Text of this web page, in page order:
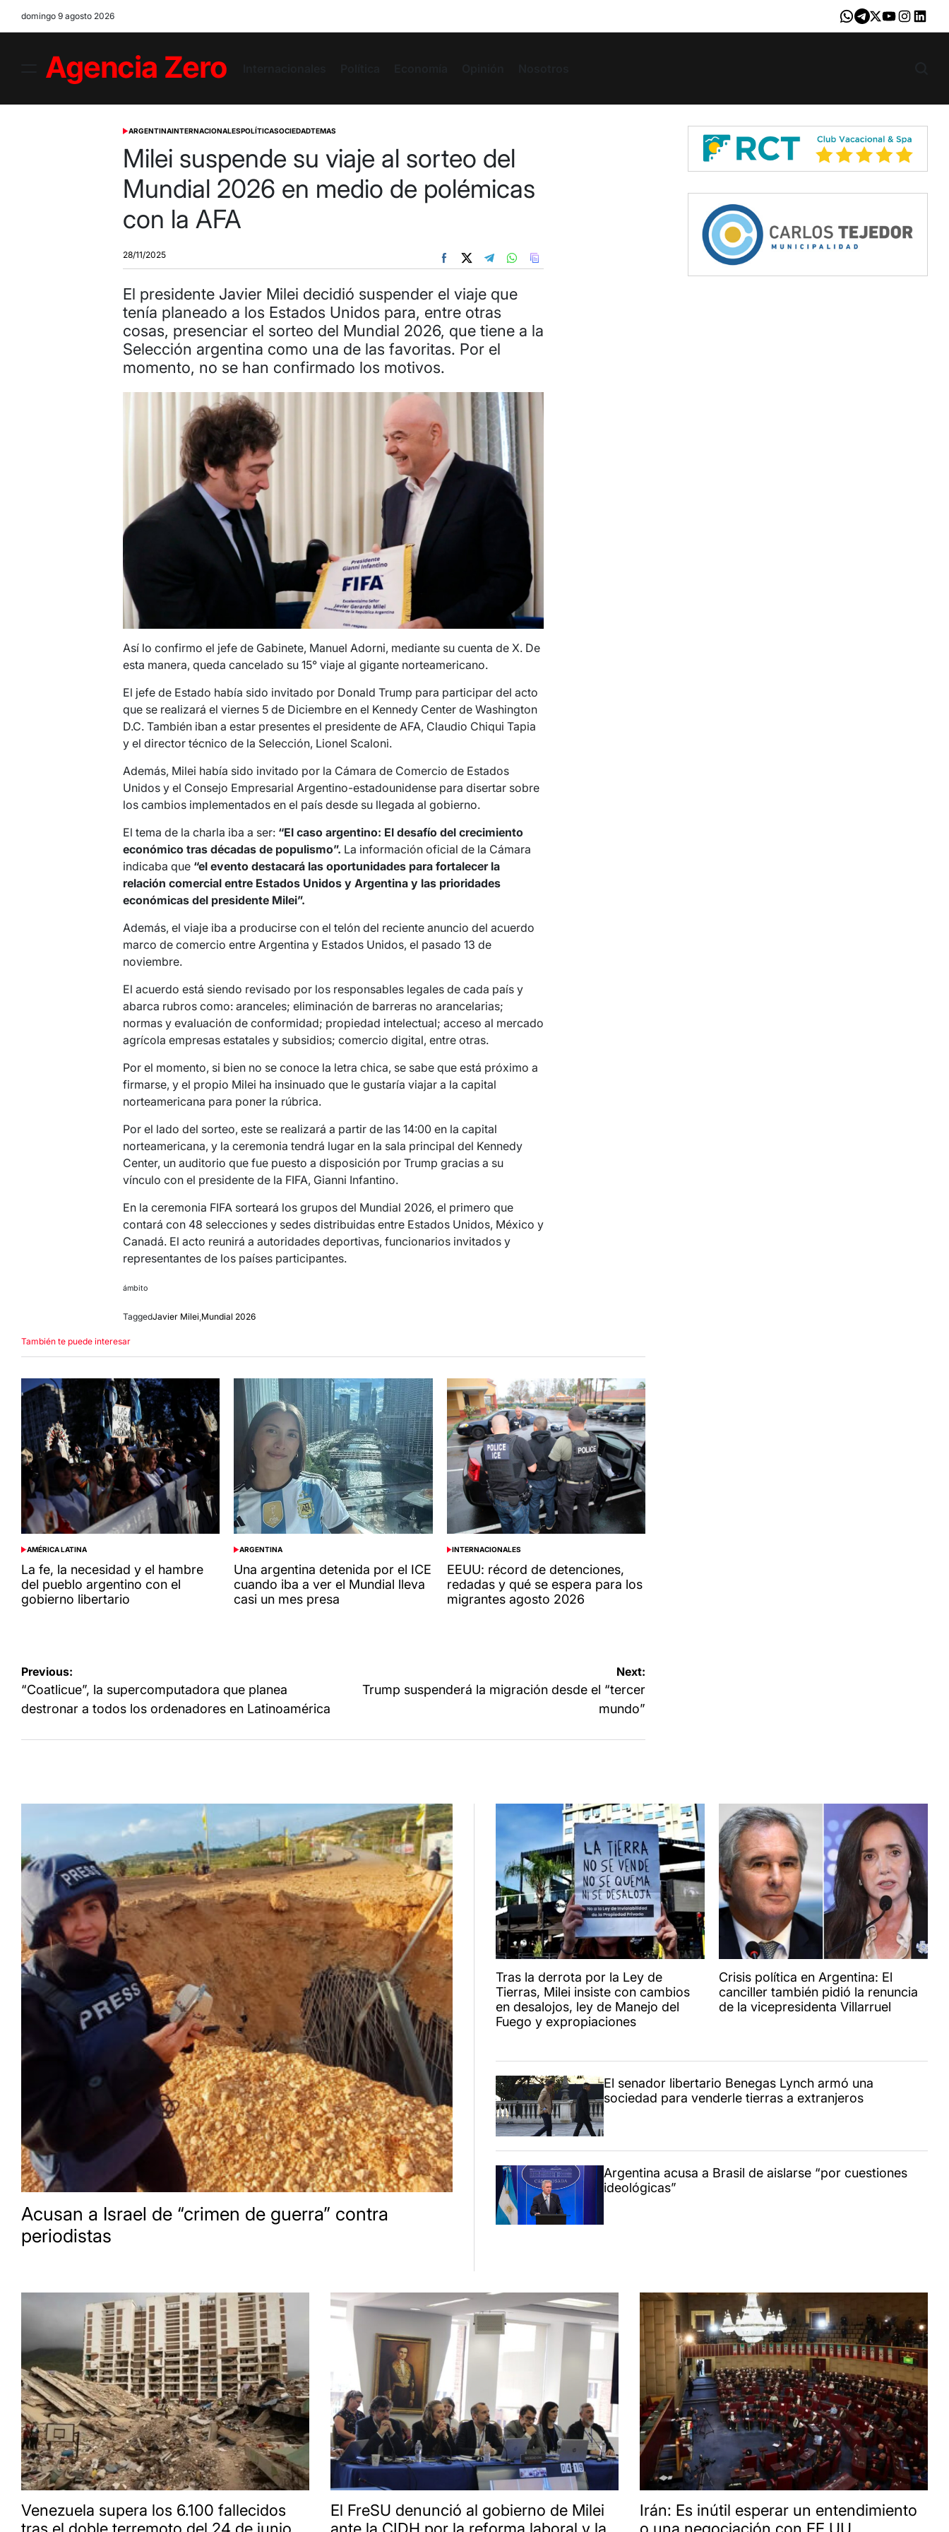
domingo 9 agosto 2026 Whatsapp
Telegram
X YoutubeInstagram
Menu
Agencia
POSTED
ARGENTINAINTERNACIONALESPOLÍTICASOCIEDADTEMAS
Milei suspende su viaje al sorteo del
Mundial 2026 en medio de polémicas
con la AFA
28/11/2025
El presidente Javier Milei decidió suspender el viaje que
tenía planeado a los Estados Unidos para, entre otras
cosas, presenciar el sorteo del Mundial 2026, que tiene a la
Selección argentina como una de las favoritas. Por el
momento, no se han confirmado los motivos.
Así lo confirmo el jefe de Gabinete, Manuel Adorni, mediante su cuenta de X. De
esta manera, queda cancelado su 15° viaje al gigante norteamericano.
El jefe de Estado había sido invitado por Donald Trump para participar del acto
que se realizará el viernes 5 de Diciembre en el Kennedy Center de Washington
D.C. También iban a estar presentes el presidente de AFA, Claudio Chiqui Tapia
y el director técnico de la Selección, Lionel Scaloni.
Además, Milei había sido invitado por la Cámara de Comercio de Estados
Unidos y el Consejo Empresarial Argentino-estadounidense para disertar sobre
los cambios implementados en el país desde su llegada al gobierno.
El tema de la charla iba a ser: “El caso argentino: El desafío del crecimiento
económico tras décadas de populismo”. La información oficial de la Cámara
indicaba que “el evento destacará las oportunidades para fortalecer la
relación comercial entre Estados Unidos y Argentina y las prioridades
económicas del presidente Milei”.
Además, el viaje iba a producirse con el telón del reciente anuncio del acuerdo
marco de comercio entre Argentina y Estados Unidos, el pasado 13 de
noviembre.
El acuerdo está siendo revisado por los responsables legales de cada país y
abarca rubros como: aranceles; eliminación de barreras no arancelarias;
normas y evaluación de conformidad; propiedad intelectual; acceso al mercado
agrícola empresas estatales y subsidios; comercio digital, entre otras.
Por el momento, si bien no se conoce la letra chica, se sabe que está próximo a
firmarse, y el propio Milei ha insinuado que le gustaría viajar a la capital
norteamericana para poner la rúbrica.
Por el lado del sorteo, este se realizará a partir de las 14:00 en la capital
norteamericana, y la ceremonia tendrá lugar en la sala principal del Kennedy
Center, un auditorio que fue puesto a disposición por Trump gracias a su
vínculo con el presidente de la FIFA, Gianni Infantino.
En la ceremonia FIFA sorteará los grupos del Mundial 2026, el primero que
contará con 48 selecciones y sedes distribuidas entre Estados Unidos, México y
Canadá. El acto reunirá a autoridades deportivas, funcionarios invitados y
representantes de los países participantes.
ámbito
TaggedJavier Milei,Mundial 2026
También te puede interesar
POSTED
IN
AMÉRICA LATINA
La fe, la necesidad y el hambre
del pueblo argentino con el
gobierno libertario
POSTED
IN
ARGENTINA
Una argentina detenida por el ICE
cuando iba a ver el Mundial lleva
casi un mes presa
POSTED
IN
INTERNACIONALES
EEUU: récord de detenciones,
redadas y qué se espera para los
migrantes agosto 2026
Navegación
de
entradas
Previous:
“Coatlicue”, la supercomputadora que planea
destronar a todos los ordenadores en Latinoamérica
Next:
Trump suspenderá la migración desde el “tercer
mundo”
Acusan a Israel de “crimen de guerra” contra
periodistas
Tras la derrota por la Ley de
Tierras, Milei insiste con cambios
en desalojos, ley de Manejo del
Fuego y expropiaciones
Crisis política en Argentina: El
canciller también pidió la renuncia
de la vicepresidenta Villarruel
El senador libertario Benegas Lynch armó una
sociedad para venderle tierras a extranjeros
Argentina acusa a Brasil de aislarse “por cuestiones
ideológicas”
Venezuela supera los 6.100 fallecidos
El FreSU denunció al gobierno de Milei
Irán: Es inútil esperar un entendimiento